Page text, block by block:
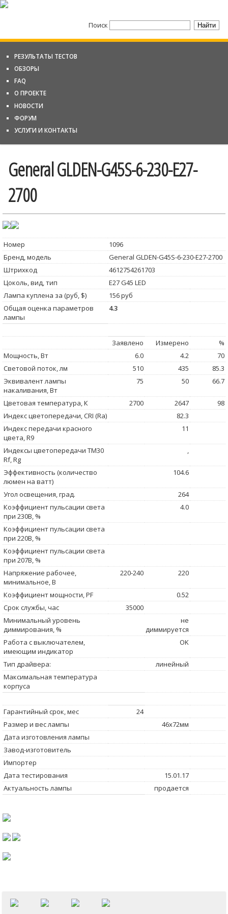
Поиск
РЕЗУЛЬТАТЫ ТЕСТОВ
ОБЗОРЫ
FAQ
О ПРОЕКТЕ
НОВОСТИ
ФОРУМ
УСЛУГИ И КОНТАКТЫ
General GLDEN-G45S-6-230-E27-
2700
Номер
1096
Бренд, модель
General GLDEN-G45S-6-230-E27-2700
Штрихкод
4612754261703
Цоколь, вид, тип
E27 G45 LED
Лампа куплена за (руб, $)
156 руб
Общая оценка параметров
лампы
4.3
Заявлено Измерено
%
Мощность, Вт
6.0 4.2
70
Световой поток, лм
510 435
85.3
Эквивалент лампы
накаливания, Вт
75 50 66.7
Цветовая температура, К 2700 2647
98
Индекс цветопередачи, CRI (Ra)
82.3
Индекс передачи красного
цвета, R9
11
Индексы цветопередачи TM30
Rf, Rg
,
Эффективность (количество
люмен на ватт)
104.6
Угол освещения, град.
264
Коэффициент пульсации света
при 230В, %
4.0
Коэффициент пульсации света
при 220В, %
Коэффициент пульсации света
при 207В, %
Напряжение рабочее,
минимальное, В
220-240 220
Коэффициент мощности, PF
0.52
Срок службы, час
35000
Минимальный уровень
диммирования, %
не
диммируется
Работа с выключателем,
имеющим индикатор
OK
Тип драйвера:
линейный
Максимальная температура
корпуса
Гарантийный срок, мес
24
Размер и вес лампы
46x72мм
Дата изготовления лампы
Завод-изготовитель
Импортер
Дата тестирования
15.01.17
Актуальность лампы
продается